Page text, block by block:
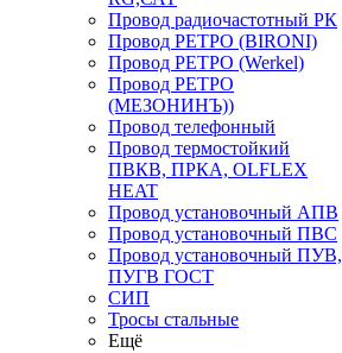
Провод радиочастотный РК
Провод РЕТРО (BIRONI)
Провод РЕТРО (Werkel)
Провод РЕТРО
(МЕЗОНИНЪ))
Провод телефонный
Провод термостойкий
ПВКВ, ПРКА, OLFLEX
HEAT
Провод установочный АПВ
Провод установочный ПВС
Провод установочный ПУВ,
ПУГВ ГОСТ
СИП
Тросы стальные
Ещё